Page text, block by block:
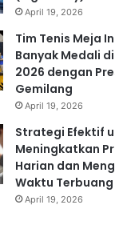
April 19, 2026
Tim Tenis Meja
Banyak Medali di
2026 dengan
Gemilang
April 19, 2026
Strategi Efektif
Meningkatkan
Harian dan
Waktu Terbuang
April 19, 2026